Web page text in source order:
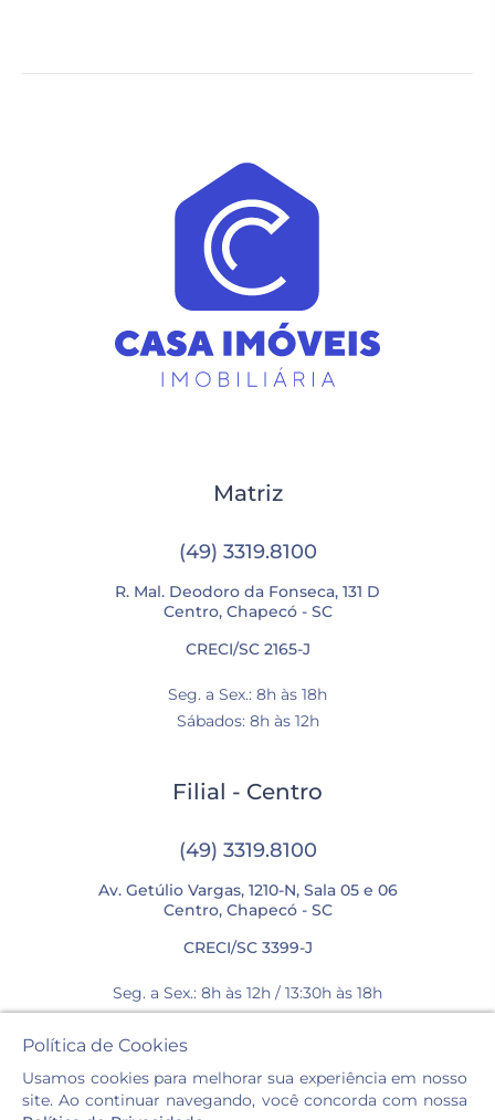
Matriz
(49) 3319.8100
R. Mal. Deodoro da Fonseca, 131 D
Centro, Chapecó - SC
CRECI/SC 2165-J
Seg. a Sex.: 8h às 18h
Sábados: 8h às 12h
Filial - Centro
(49) 3319.8100
Av. Getúlio Vargas, 1210-N, Sala 05 e 06
Centro, Chapecó - SC
CRECI/SC 3399-J
Seg. a Sex.: 8h às 12h / 13:30h às 18h
Sábados: 8h às 12h
Política de Cookies
Usamos cookies para melhorar sua experiência em nosso
site. Ao continuar navegando, você concorda com nossa